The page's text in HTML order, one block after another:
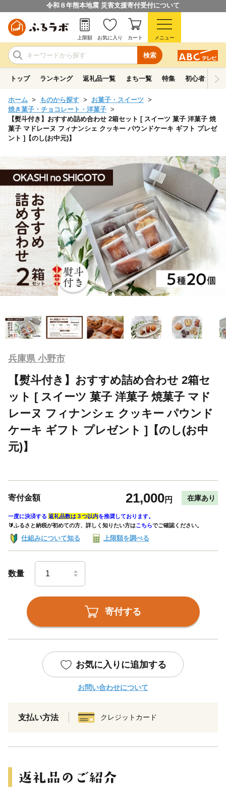
令和８年熊本地震 災害支援寄付受付について
検索
上限額 お気に入り カート メニュー
トップ ランキング 返礼品一覧 まち一覧 特集 初心者ガイド
ホーム ものから探す
お菓子・スイーツ
焼き菓子・チョコレート・洋菓子
【熨斗付き】おすすめ詰め合わせ 2箱セット [ スイーツ 菓子 洋菓子 焼
菓子 マドレーヌ フィナンシェ クッキー パウンドケーキ ギフト プレゼ
ント ]【のし(お中元)】
兵庫県 小野市
【熨斗付き】おすすめ詰め合わせ 2箱セ
ット [ スイーツ 菓子 洋菓子 焼菓子 マド
レーヌ フィナンシェ クッキー パウンド
ケーキ ギフト プレゼント ]【のし(お中
元)】
寄付金額 21,000円 在庫あり
一度に決済する 返礼品数は３つ以内を推奨しております。
🔰ふるさと納税が初めての方、詳しく知りたい方はこちらでご確認ください。
仕組みについて知る 上限額を調べる
数量
寄付する
お気に入りに追加する
お問い合わせについて
支払い方法 クレジットカード